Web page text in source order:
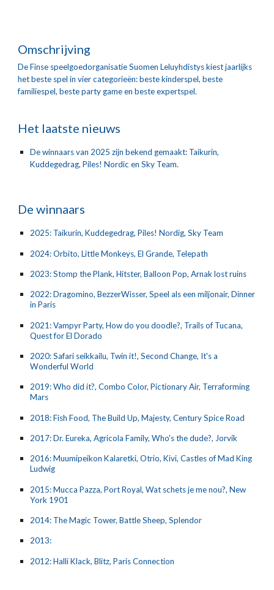
Omschrijving
De Finse speelgoedorganisatie Suomen Leluyhdistys kiest jaarlijks
het beste spel in vier categorieën: beste kinderspel, beste
familiespel, beste party game en beste expertspel.
Het laatste nieuws
De winnaars van 2025 zijn bekend gemaakt: Taikurin,
Kuddegedrag, Piles! Nordic en Sky Team.
De winnaars
2025: Taikurin, Kuddegedrag, Piles! Nordig, Sky Team
2024: Orbito, Little Monkeys, El Grande, Telepath
2023: Stomp the Plank, Hitster, Balloon Pop, Arnak lost ruins
2022:Dragomino, BezzerWisser, Speel als een miljonair, Dinner
in Paris
2021:Vampyr Party, How do you doodle?, Trails of Tucana,
Quest for El Dorado
2020: Safari seikkailu, Twin it!, Second Change, It's a
Wonderful World
2019: Who did it?, Combo Color, Pictionary Air, Terraforming
Mars
2018: Fish Food, The Build Up, Majesty, Century Spice Road
2017: Dr. Eureka, Agricola Family, Who's the dude?, Jorvik
2016:Muumipeikon Kalaretki, Otrio, Kivi, Castles of Mad King
Ludwig
2015: Mucca Pazza,Port Royal, Wat schets je me nou?, New
York 1901
2014: The Magic Tower, Battle Sheep, Splendor
2013:
2012: Halli Klack, Blitz, Paris Connection